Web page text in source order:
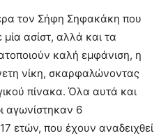
τον Σήφη Σηφακάκη που
ασίστ, αλλά και τα
καλή εμφάνιση, η
νίκη, σκαρφαλώνοντας
πίνακα. Όλα αυτά και
αγωνίστηκαν 6
ετών, που έχουν αναδειχθεί